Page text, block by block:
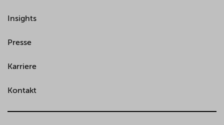
Insights
Presse
Karriere
Kontakt